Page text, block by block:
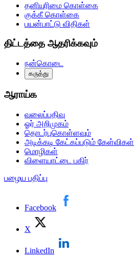
தனியுரிமை கொள்கை
குக்கீ கொள்கை
பயன்பாட்டு விதிகள்
திட்டத்தை ஆதரிக்கவும்
நன்கொடை
கருத்து
ஆராய்க
வலைப்பதிவு
ஓர் அறிமுகம்
தொடர்புகொள்ளவும்
அடிக்கடி கேட்கப்படும் கேள்விகள்
மொழிகள்
விளையாட்டை பகிர்
பழைய பதிப்பு
Facebook
X
LinkedIn